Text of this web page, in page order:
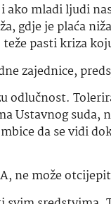
mladi ljudi
gdje je plaća
pasti kriza
zajednice,
odlučnost.
Ustavnog suda,
da se vidi
ne može